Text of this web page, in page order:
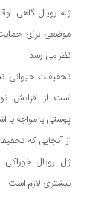
ژله رویال گاهی
موضعی برای
نظر می رسد.
تحقیقات
است از افزایش
پوستی با مواجه با
از آنجایی که
ژل رویال
بیشتری لازم است.